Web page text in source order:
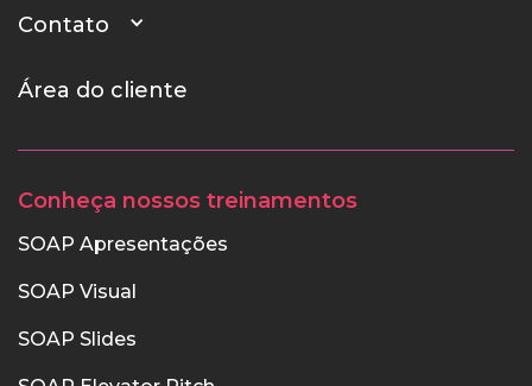
Contato
Área do cliente
Conheça nossos treinamentos
SOAP Apresentações
SOAP Visual
SOAP Slides